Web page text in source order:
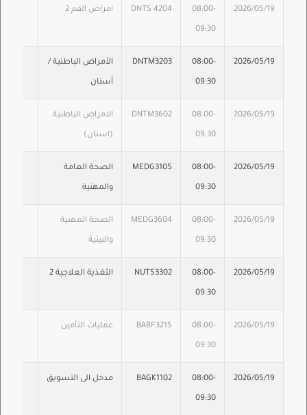
2026/05/19
08:00-
09:30
DNTS 4204 امراض الفم 2
2026/05/19
08:00-
09:30
DNTM3203 الأمراض الباطنية /
أسنان
2026/05/19
08:00-
09:30
DNTM3602 الامراض الباطنية
(اسنان)
2026/05/19
08:00-
09:30
MEDG3105 الصحة العامة
والمهنية
2026/05/19
08:00-
09:30
MEDG3604 الصحة المهنية
والبيئية
2026/05/19
08:00-
09:30
NUTS3302 التغذية العلاجية 2
2026/05/19
08:00-
09:30
BABF3215 عمليات التأمين
2026/05/19
08:00-
09:30
BAGK1102 مدخل الى التسويق